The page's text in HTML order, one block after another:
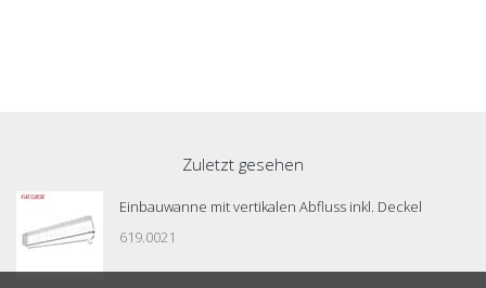
Zuletzt gesehen
Einbauwanne mit vertikalen Abfluss inkl. Deckel
619.0021